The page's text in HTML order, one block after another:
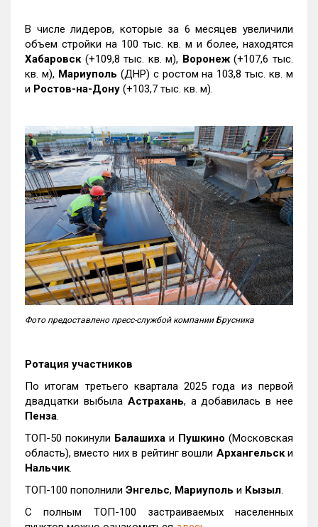
В числе лидеров, которые за 6 месяцев увеличили
объем стройки на 100 тыс. кв. м и более, находятся
Хабаровск (+109,8 тыс. кв. м), Воронеж(+107,6 тыс.
кв. м), Мариуполь (ДНР) с ростом на 103,8 тыс. кв. м
и Ростов-на-Дону (+103,7 тыс. кв. м).
Фото предоставлено пресс-службой компании Брусника
Ротация участников
По итогам третьего квартала 2025 года из первой
двадцатки выбыла Астрахань, а добавилась в нее
Пенза.
ТОП-50 покинули Балашиха и Пушкино (Московская
область), вместо них в рейтинг вошли Архангельски
Нальчик.
ТОП-100 пополнили Энгельс, Мариуполь и Кызыл.
С полным ТОП-100 застраиваемых населенных